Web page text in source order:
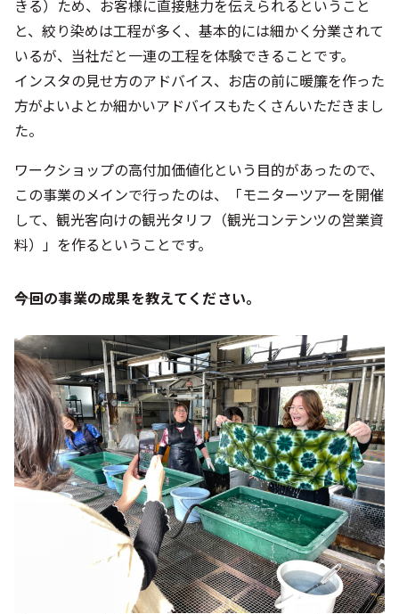
きる）ため、お客様に直接魅力を伝えられるということ
と、絞り染めは工程が多く、基本的には細かく分業されて
いるが、当社だと一連の工程を体験できることです。
インスタの見せ方のアドバイス、お店の前に暖簾を作った
方がよいよとか細かいアドバイスもたくさんいただきまし
た。
ワークショップの高付加価値化という目的があったので、
この事業のメインで行ったのは、「モニターツアーを開催
して、観光客向けの観光タリフ（観光コンテンツの営業資
料）」を作るということです。
――今回の事業の成果を教えてください。